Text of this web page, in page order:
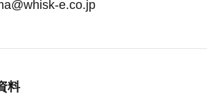
e.co.jp
料